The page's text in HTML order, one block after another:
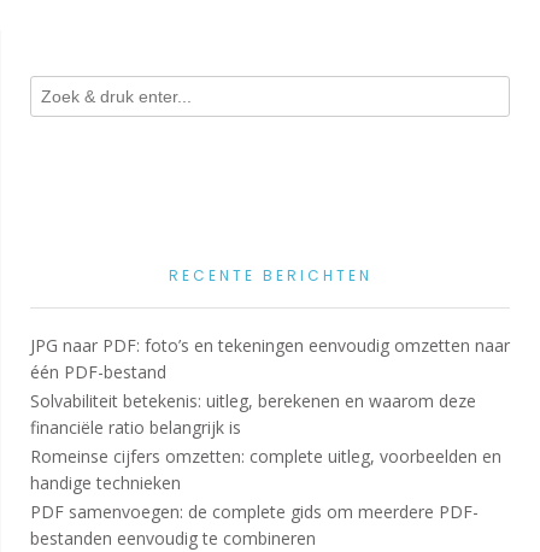
RECENTE BERICHTEN
JPG naar PDF: foto’s en tekeningen eenvoudig omzetten naar
één PDF-bestand
Solvabiliteit betekenis: uitleg, berekenen en waarom deze
financiële ratio belangrijk is
Romeinse cijfers omzetten: complete uitleg, voorbeelden en
handige technieken
PDF samenvoegen: de complete gids om meerdere PDF-
bestanden eenvoudig te combineren